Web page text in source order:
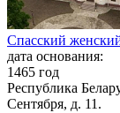
Спасский
дата основания:
1465 год
Республика
Сентября, д. 11.